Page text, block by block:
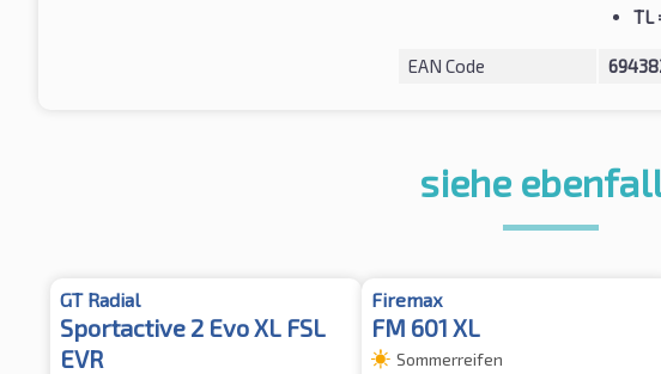
TL
EAN Code
siehe
GT Radial
Sportactive 2 Evo XL FSL
EVR
Firemax
FM 601 XL
Sommerreifen